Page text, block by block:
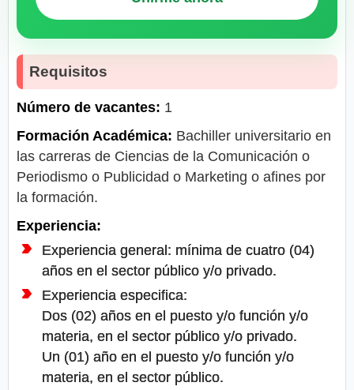
Requisitos
Número de vacantes: 1
Formación Académica: Bachiller universitario en
las carreras de Ciencias de la Comunicación o
Periodismo o Publicidad o Marketing o afines por
la formación.
Experiencia:
Experiencia general: mínima de cuatro (04)
años en el sector público y/o privado.
Experiencia especifica:
Dos (02) años en el puesto y/o función y/o
materia, en el sector público y/o privado.
Un (01) año en el puesto y/o función y/o
materia, en el sector público.